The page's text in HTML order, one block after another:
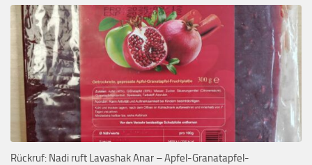
Rückruf: Nadi ruft Lavashak Anar – Apfel-Granatapfel-